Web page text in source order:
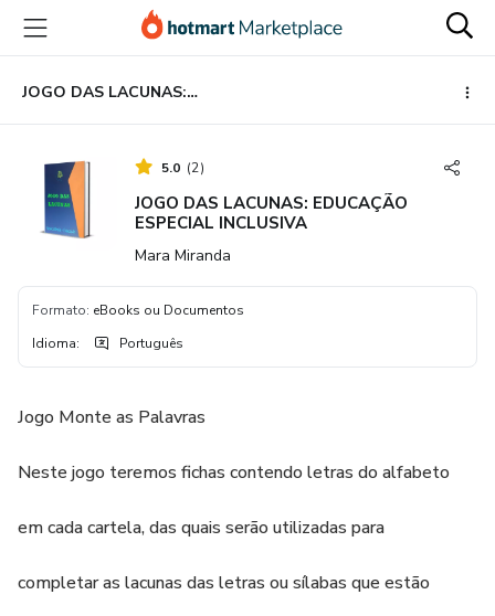
para
conteúdo
principal
para
pagamento
para
rodapé
JOGO DAS LACUNAS: EDUCAÇÃO ESPECIAL INCLUSIVA
5.0 (2)
JOGO DAS LACUNAS: EDUCAÇÃO
ESPECIAL INCLUSIVA
Mara Miranda
Formato: eBooks ou Documentos
Idioma: Português
Jogo Monte as Palavras
Neste jogo teremos fichas contendo letras do alfabeto
em cada cartela, das quais serão utilizadas para
completar as lacunas das letras ou sílabas que estão